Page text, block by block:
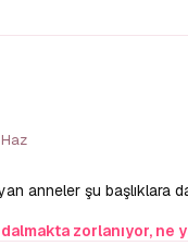
anneler şu başlıklara
zorlanıyor, ne